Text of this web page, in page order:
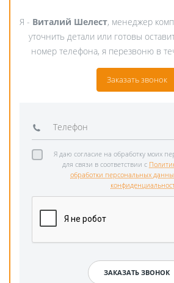
Я - Виталий Шелест, менеджер
уточнить детали или готовы
номер телефона, я перезвоню в
Заказать звонок
Я даю согласие на обработку моих
для связи в соответствии с
обработки персональных